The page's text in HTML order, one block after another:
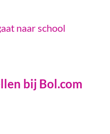
naar school
bij Bol.com